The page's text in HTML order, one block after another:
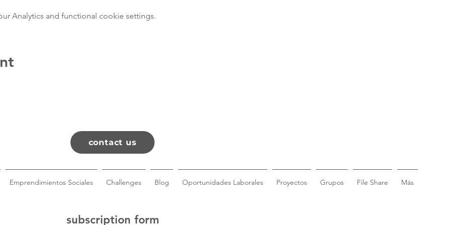
Analytics and functional cookie settings.
contact us
Emprendimientos Sociales Challenges Blog Oportunidades Laborales Proyectos Grupos File Share Más
subscription form